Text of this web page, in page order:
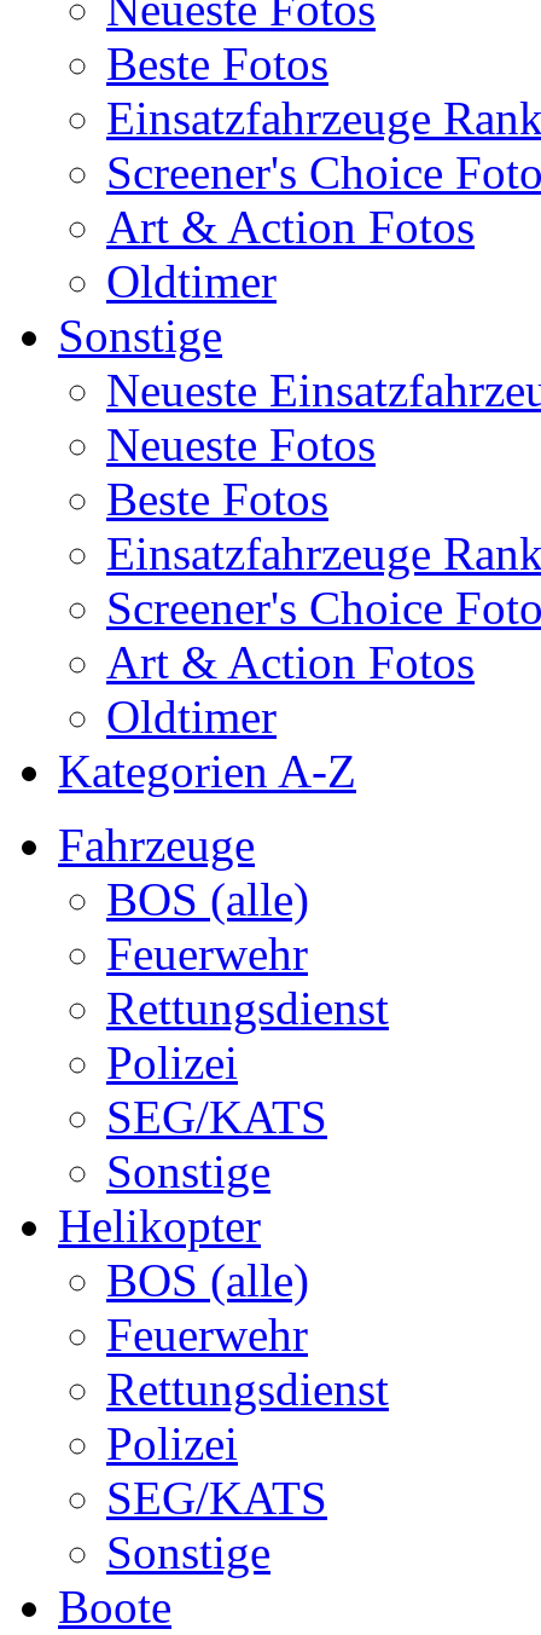
Beste Fotos
Einsatzfahrzeuge
Screener's Choice
Art & Action Fotos
Oldtimer
Sonstige
Neueste
Neueste Fotos
Beste Fotos
Einsatzfahrzeuge
Screener's Choice
Art & Action Fotos
Oldtimer
Kategorien A-Z
Fahrzeuge
BOS (alle)
Feuerwehr
Rettungsdienst
Polizei
SEG/KATS
Sonstige
Helikopter
BOS (alle)
Feuerwehr
Rettungsdienst
Polizei
SEG/KATS
Sonstige
Boote